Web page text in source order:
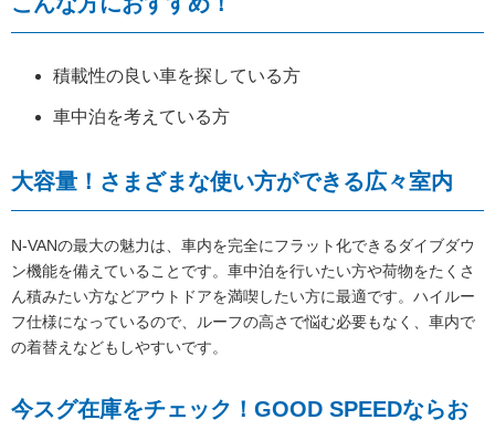
積載性の良い車を探している方
車中泊を考えている方
大容量！さまざまな使い方ができる広々室内
N-VANの最大の魅力は、車内を完全にフラット化できるダイブダウ
ン機能を備えていることです。車中泊を行いたい方や荷物をたくさ
ん積みたい方などアウトドアを満喫したい方に最適です。ハイルー
フ仕様になっているので、ルーフの高さで悩む必要もなく、車内で
の着替えなどもしやすいです。
今スグ在庫をチェック！GOOD SPEEDならお